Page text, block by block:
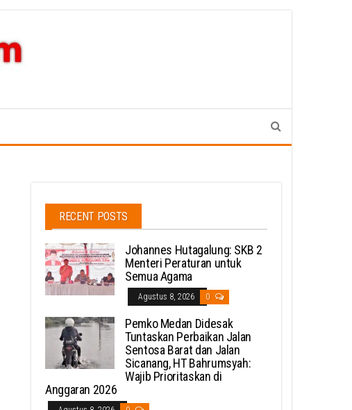
RECENT POSTS
Johannes Hutagalung: SKB 2
Menteri Peraturan untuk
Semua Agama
Agustus 8, 2026 0
Pemko Medan Didesak
Tuntaskan Perbaikan Jalan
Sentosa Barat dan Jalan
Sicanang, HT Bahrumsyah:
Wajib Prioritaskan di
Anggaran 2026